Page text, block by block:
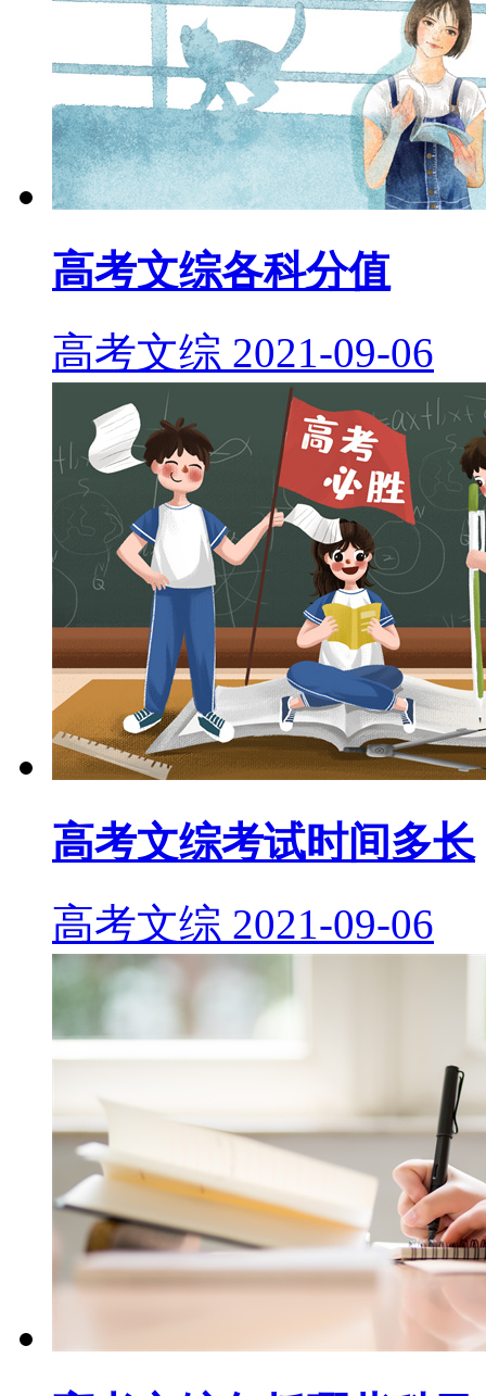
高考文综各科分值
高考文综 2021-09-06
高考文综考试时间多长
高考文综 2021-09-06